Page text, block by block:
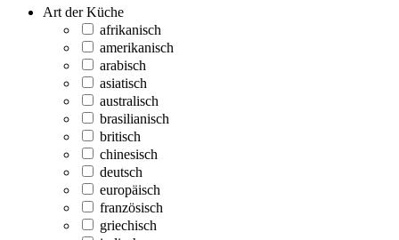
Art der Küche
afrikanisch
amerikanisch
arabisch
asiatisch
australisch
brasilianisch
britisch
chinesisch
deutsch
europäisch
französisch
griechisch